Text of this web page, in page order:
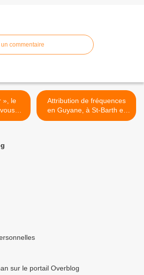
commentaire
Attribution de fréquences
en Guyane, à St-Barth et
St-Martin : résultats des
sur le portail Overblog